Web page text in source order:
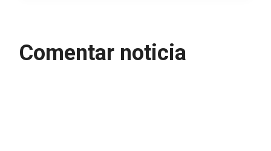
Comentar noticia